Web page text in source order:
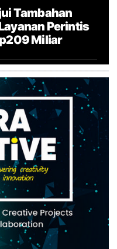
Tambahan
Perintis
Miliar